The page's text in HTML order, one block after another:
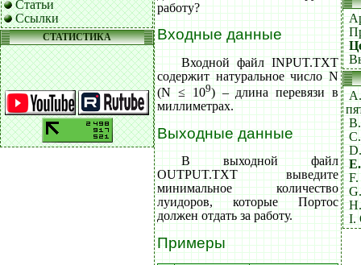
Статьи
Ссылки
СТАТИСТИКА
работу?
Входные данные
Входной файл INPUT.TXT
содержит натуральное число N
(N ≤ 109) – длина перевязи в
миллиметрах.
Выходные данные
В выходной файл
OUTPUT.TXT выведите
минимальное количество
луидоров, которые Портос
должен отдать за работу.
Примеры
I.